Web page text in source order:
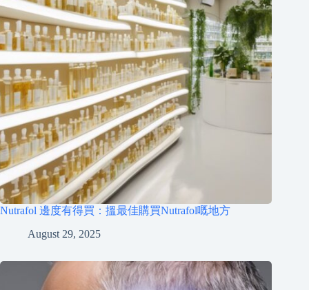
Nutrafol 邊度有得買：搵最佳購買Nutrafol嘅地方
August 29, 2025